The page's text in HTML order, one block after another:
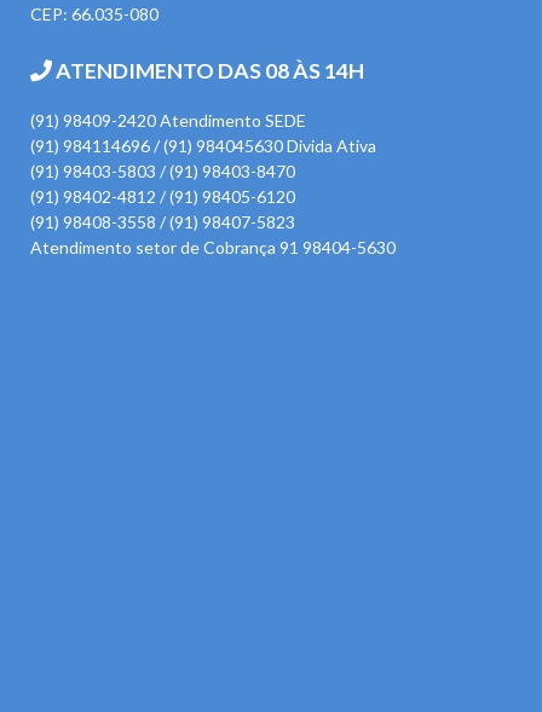
CEP: 66.035-080
ATENDIMENTO DAS 08 ÀS 14H
(91) 98409-2420 Atendimento SEDE
(91) 984114696 / (91) 984045630 Divida Ativa
(91) 98403-5803 / (91) 98403-8470
(91) 98402-4812 / (91) 98405-6120
(91) 98408-3558 / (91) 98407-5823
Atendimento setor de Cobrança 91 98404-5630